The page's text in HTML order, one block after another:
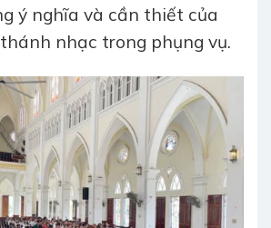
ý nghĩa và cần thiết của
nhạc trong phụng vụ.